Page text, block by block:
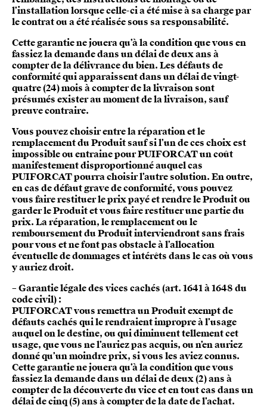
l’installation lorsque celle-ci a été mise à sa charge par
le contrat ou a été réalisée sous sa responsabilité.
Cette garantie ne jouera qu’à la condition que vous en
fassiez la demande dans un délai de deux ans à
compter de la délivrance du bien. Les défauts de
conformité qui apparaissent dans un délai de vingt-
quatre (24) mois à compter de la livraison sont
présumés exister au moment de la livraison, sauf
preuve contraire.
Vous pouvez choisir entre la réparation et le
remplacement du Produit sauf si l’un de ces choix est
impossible ou entraine pour PUIFORCAT un coût
manifestement disproportionné auquel cas
PUIFORCAT pourra choisir l’autre solution. En outre,
en cas de défaut grave de conformité, vous pouvez
vous faire restituer le prix payé et rendre le Produit ou
garder le Produit et vous faire restituer une partie du
prix. La réparation, le remplacement ou le
remboursement du Produit interviendront sans frais
pour vous et ne font pas obstacle à l’allocation
éventuelle de dommages et intérêts dans le cas où vous
y auriez droit.
– Garantie légale des vices cachés (art. 1641 à 1648 du
code civil) :
PUIFORCAT vous remettra un Produit exempt de
défauts cachés qui le rendraient impropre à l’usage
auquel on le destine, ou qui diminuent tellement cet
usage, que vous ne l’auriez pas acquis, ou n’en auriez
donné qu’un moindre prix, si vous les aviez connus.
Cette garantie ne jouera qu’à la condition que vous
fassiez la demande dans un délai de deux (2) ans à
compter de la découverte du vice et en tout cas dans un
délai de cinq (5) ans à compter de la date de l’achat.